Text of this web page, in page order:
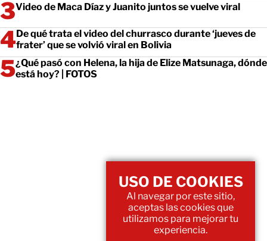
Video de Maca Díaz y Juanito juntos se vuelve viral
De qué trata el video del churrasco durante ‘jueves de
frater’ que se volvió viral en Bolivia
¿Qué pasó con Helena, la hija de Elize Matsunaga, dónde
está hoy? | FOTOS
USO DE COOKIES
Al navegar por este sitio,
aceptas las cookies que
utilizamos para mejorar tu
experiencia.